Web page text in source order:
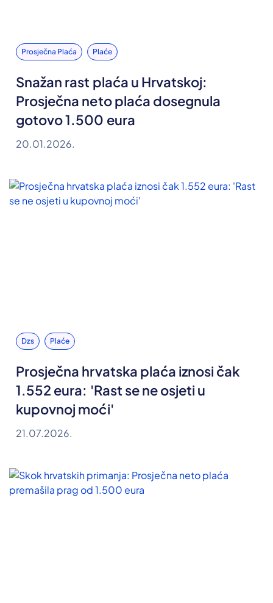
Prosječna Plaća Plaće
Snažan rast plaća u Hrvatskoj:
Prosječna neto plaća dosegnula
gotovo 1.500 eura
20.01.2026.
Dzs Plaće
Prosječna hrvatska plaća iznosi čak
1.552 eura: 'Rast se ne osjeti u
kupovnoj moći'
21.07.2026.